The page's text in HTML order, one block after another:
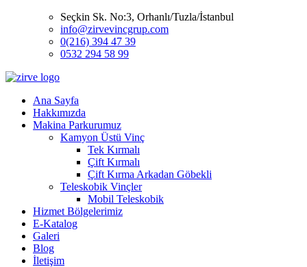
Seçkin Sk. No:3, Orhanlı/Tuzla/İstanbul
info@zirvevincgrup.com
0(216) 394 47 39
0532 294 58 99
Ana Sayfa
Hakkımızda
Makina Parkurumuz
Kamyon Üstü Vinç
Tek Kırmalı
Çift Kırmalı
Çift Kırma Arkadan Göbekli
Teleskobik Vinçler
Mobil Teleskobik
Hizmet Bölgelerimiz
E-Katalog
Galeri
Blog
İletişim